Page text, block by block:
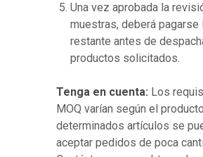
Una vez aprobada la
muestras, deberá pagarse
restante antes de
productos solicitados.
Tenga en cuenta: Los
MOQ varían según el
determinados artículos se
aceptar pedidos de poca